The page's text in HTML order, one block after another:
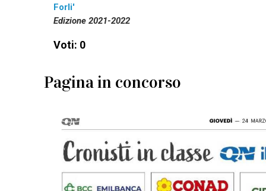
Forli'
Edizione 2021-2022
Voti: 0
Pagina in concorso